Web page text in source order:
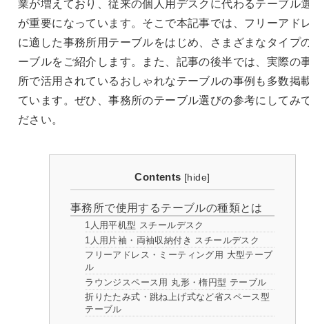
業が増えており、従来の個人用デスクに代わるテーブル
が重要になっています。そこで本記事では、フリーアド
に適した事務所用テーブルをはじめ、さまざまなタイプ
ーブルをご紹介します。また、記事の後半では、実際の
所で活用されているおしゃれなテーブルの事例も多数掲
ています。ぜひ、事務所のテーブル選びの参考にしてみ
ださい。
Contents [hide]
事務所で使用するテーブルの種類とは
1人用平机型 スチールデスク
1人用片袖・両袖収納付き スチールデスク
フリーアドレス・ミーティング用 大型テーブ
ル
ラウンジスペース用 丸形・楕円型 テーブル
折りたたみ式・跳ね上げ式など省スペース型
テーブル